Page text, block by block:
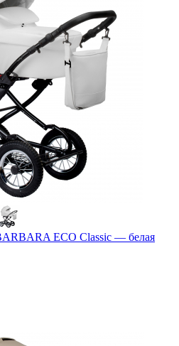
ECO Classic — белая